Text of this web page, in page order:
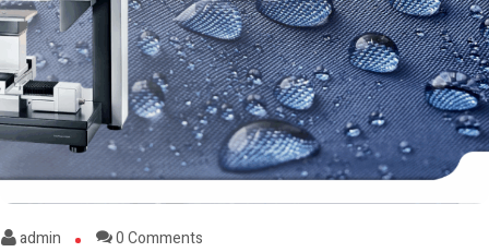
admin 0 Comments